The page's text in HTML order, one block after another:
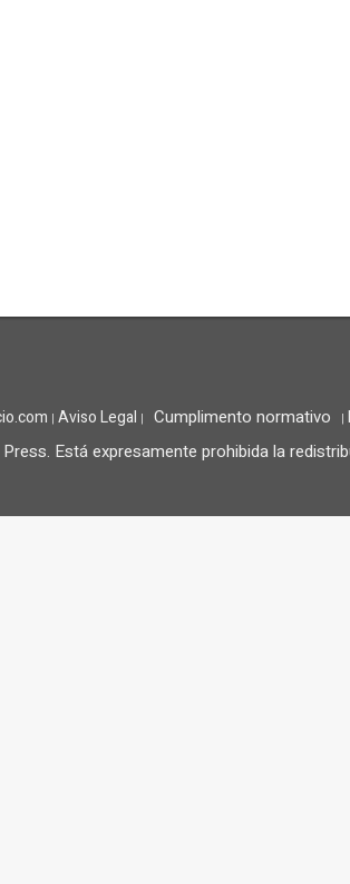
| Aviso Legal | Cumplimento normativo |
Está expresamente prohibida la